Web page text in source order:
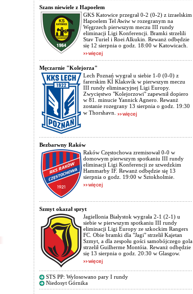
Szans niewiele z Hapoelem
GKS Katowice przegrał 0-2 (0-2) z izraelskim
Hapoelem Tel Awiw w rozegranym na
Węgrzech pierwszym meczu III rundy
eliminacji Ligi Konferencji. Bramki strzelili
Stav Turiel i Roei Alkukin. Rewanż odbędzie
się 12 sierpnia o godz. 18:00 w Katowicach.
Męczarnie "Kolejorza"
Lech Poznań wygrał u siebie 1-0 (0-0) z
farerskim KÍ Klaksvík w pierwszym meczu
III rundy eliminacyjnej Ligi Europy.
Zwycięstwo "Kolejorzowi" zapewnił dopiero
w 81. minucie Yannick Agnero. Rewanż
zostanie rozegrany 13 sierpnia o godz. 19:30
w Thorshavn.
Bezbarwny Raków
Raków Częstochowa zremisował 0-0 w
domowym pierwszym spotkaniu III rundy
eliminacji Ligi Konferencji ze szwedzkim
Hammarby IF. Rewanż odbędzie się 13
sierpnia o godz. 19:00 w Sztokholmie.
Szmyt okazał spryt
Jagiellonia Białystok wygrała 2-1 (2-1) u
siebie w pierwszym spotkaniu III rundy
eliminacji Ligi Europy ze szkockim Rangers
FC. Obie bramki dla "Jagi" strzelił Kajetan
Szmyt, a dla zespołu gości samobójczego gola
strzelił Guilherme Montóia. Rewanż odbędzie
się 13 sierpnia o godz. 20:30 w Glasgow.
STS PP: Wylosowano pary I rundy
Niedosyt Górnika